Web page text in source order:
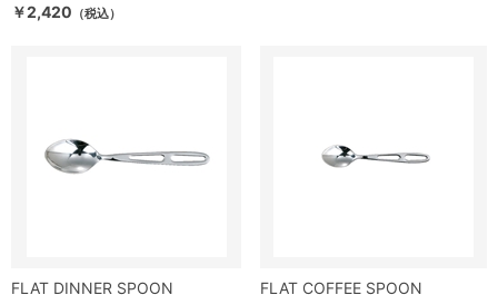
￥2,420 （税込）
FLAT DINNER SPOON FLAT COFFEE SPOON